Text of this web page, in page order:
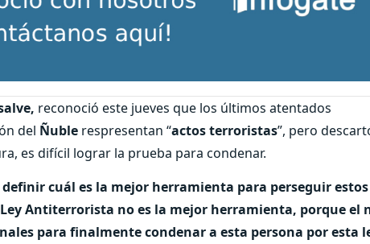
reconoció este jueves que los últimos atentados
del Ñuble respresentan “actos terroristas”, pero
es difícil lograr la prueba para condenar.
cuál es la mejor herramienta para perseguir estos
Antiterrorista no es la mejor herramienta, porque el
para finalmente condenar a esta persona por esta